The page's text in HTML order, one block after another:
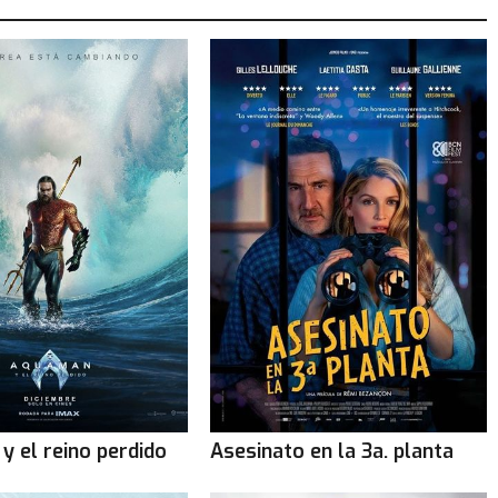
Diumenge 9 de agost: 20.20 | 22.30
Dilluns 10 de agost
Dimarts 11 de agost : 20.20 | 22.30
Cinema Teatre Casal Agramunt
Dissabte 8 d’agost:20:00h
Diumenge 9 d’agost:
17:30h
Dilluns 10 d’agost:
21:30h
el reino perdido Asesinato en la 3a. planta